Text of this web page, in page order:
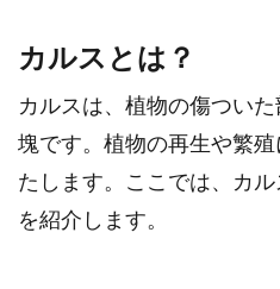
カルスとは？
カルスは、植物の傷つい
塊です。植物の再生や繁
たします。ここでは、カ
を紹介します。